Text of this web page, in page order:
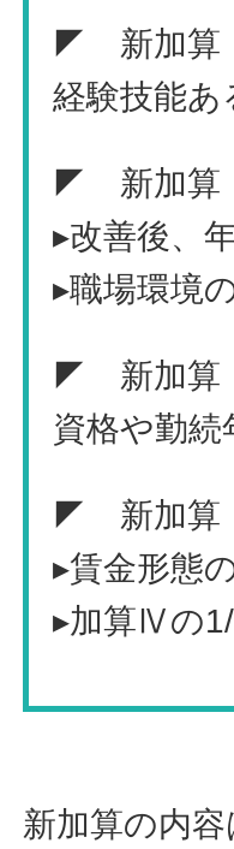
◤ 新加
経験技能あ
◤ 新加
▸改善後、
▸職場環境
◤ 新加
資格や勤
◤ 新加
▸賃金形態
▸加算Ⅳの
新加算の内容